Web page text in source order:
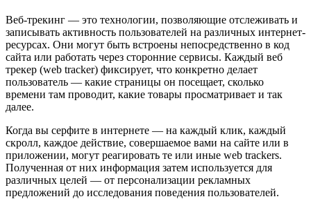
Веб-трекинг — это технологии, позволяющие отслеживать и
записывать активность пользователей на различных интернет-
ресурсах. Они могут быть встроены непосредственно в код
сайта или работать через сторонние сервисы. Каждый веб
трекер (web tracker) фиксирует, что конкретно делает
пользователь — какие страницы он посещает, сколько
времени там проводит, какие товары просматривает и так
далее.
Когда вы серфите в интернете — на каждый клик, каждый
скролл, каждое действие, совершаемое вами на сайте или в
приложении, могут реагировать те или иные web trackers.
Полученная от них информация затем используется для
различных целей — от персонализации рекламных
предложений до исследования поведения пользователей.